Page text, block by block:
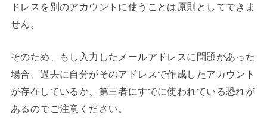
ドレスを別のアカウントに使うことは原則としてできま
せん。
そのため、もし入力したメールアドレスに問題があった
場合、過去に自分がそのアドレスで作成したアカウント
が存在しているか、第三者にすでに使われている恐れが
あるのでご注意ください。